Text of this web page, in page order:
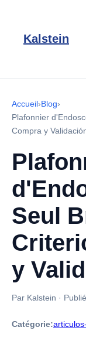
Kalstein
Accueil›Blog›
Plafonnier
Compra y
Seul
y
Par Kalstein ·
Catégorie: